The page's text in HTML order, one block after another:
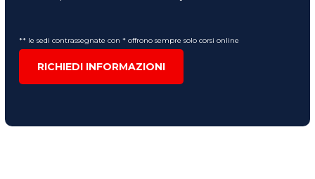
** le sedi contrassegnate con * offrono sempre solo corsi online
RICHIEDI INFORMAZIONI